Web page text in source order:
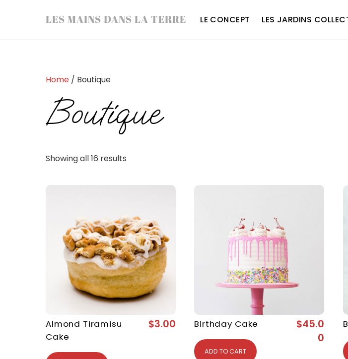
LES MAINS DANS LA TERRE LE CONCEPT LES JARDINS
Home / Boutique
Boutique
Showing all 16 results
Almond Tiramisu
Cake
$3.00 Birthday Cake $45.0
0
ADD TO CART